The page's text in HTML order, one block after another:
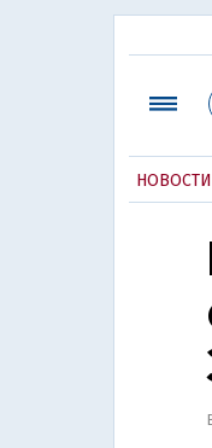
НОВОСТИ